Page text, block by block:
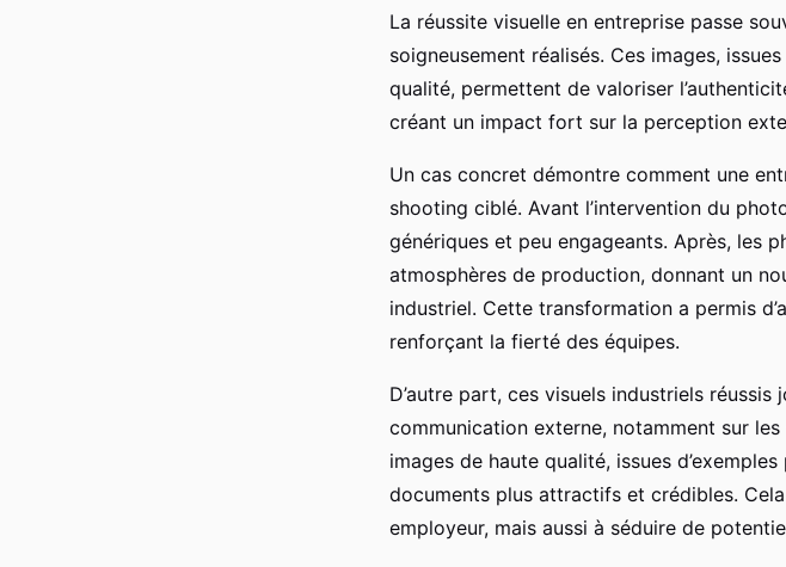
La réussite visuelle en entreprise passe
soigneusement réalisés. Ces images,
qualité, permettent de valoriser
créant un impact fort sur la perception
Un cas concret démontre comment une
shooting ciblé. Avant l’intervention du
génériques et peu engageants. Après, les
atmosphères de production, donnant un
industriel. Cette transformation a permis
renforçant la fierté des équipes.
D’autre part, ces visuels industriels
communication externe, notamment sur
images de haute qualité, issues
documents plus attractifs et crédibles.
employeur, mais aussi à séduire de